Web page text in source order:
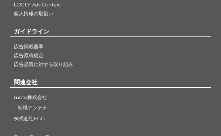
LOGLY Ads Context
個人情報の取扱い
ガイドライン
広告掲載基準
広告原稿規定
広告品質に対する取り組み
関連会社
moto株式会社
転職アンテナ
株式会社EGG